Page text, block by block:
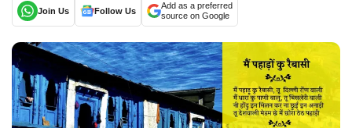
Join Us Follow Us
Add as a preferred
source on Google